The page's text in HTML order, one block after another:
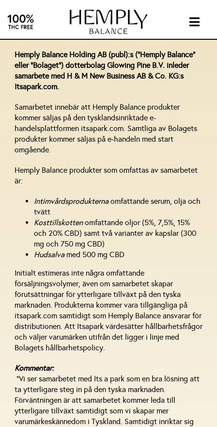
content
Hemply Balance Holding AB (publ):s (”Hemply Balance”
eller ”Bolaget”) dotterbolag Glowing Pine B.V. inleder
samarbete med H & M New Business AB & Co. KG:s
Itsapark.com.
Samarbetet innebär att Hemply Balance produkter
kommer säljas på den tysklandsinriktade e-
handelsplattformen itsapark.com. Samtliga av Bolagets
produkter kommer säljas på e-handeln med start
omgående.
Hemply Balance produkter som omfattas av samarbetet
är:
Intimvårdsprodukternaomfattande serum, olja och
tvätt
Kosttillskottenomfattande oljor (5%, 7,5%, 15%
och 20% CBD) samt två varianter av kapslar (300
mg och 750 mg CBD)
Hudsalvamed 500 mg CBD
Initialt estimeras inte några omfattande
försäljningsvolymer, även om samarbetet skapar
förutsättningar för ytterligare tillväxt på den tyska
marknaden. Produkterna kommer vara tillgängliga på
itsapark.com samtidigt som Hemply Balance ansvarar för
distributionen. Att Itsapark värdesätter hållbarhetsfrågor
och väljer varumärken utifrån det ligger i linje med
Bolagets hållbarhetspolicy.
Kommentar:
”Vi ser samarbetet med Its a park som en bra lösning att
ta ytterligare steg in på den tyska marknaden.
Förväntningen är att samarbetet kommer leda till
ytterligare tillväxt samtidigt som vi skapar mer
varumärkeskännedom i Tyskland. Samtidigt inriktar sig